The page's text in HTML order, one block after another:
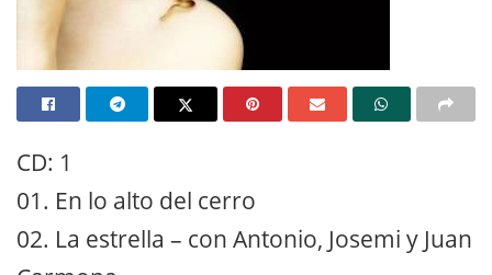
CD: 1
01. En lo alto del cerro
02. La estrella – con Antonio, Josemi y Juan